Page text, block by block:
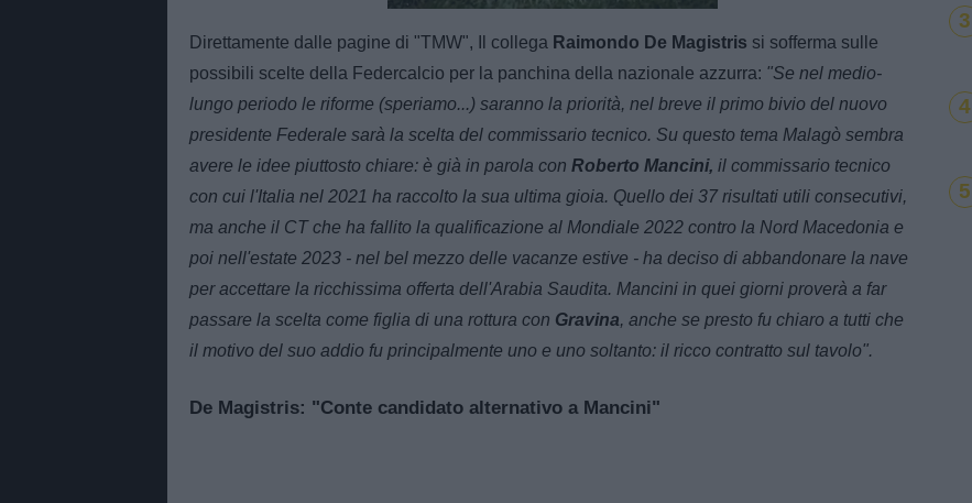
100.00%
Direttamente dalle pagine di "TMW", Il collega Raimondo De Magistris si sofferma sulle
possibili scelte della Federcalcio per la panchina della nazionale azzurra: "Se nel medio-
lungo periodo le riforme (speriamo...) saranno la priorità, nel breve il primo bivio del nuovo
presidente Federale sarà la scelta del commissario tecnico. Su questo tema Malagò sembra
avere le idee piuttosto chiare: è già in parola con Roberto Mancini, il commissario tecnico
con cui l'Italia nel 2021 ha raccolto la sua ultima gioia. Quello dei 37 risultati utili consecutivi,
ma anche il CT che ha fallito la qualificazione al Mondiale 2022 contro la Nord Macedonia e
poi nell'estate 2023 - nel bel mezzo delle vacanze estive - ha deciso di abbandonare la nave
per accettare la ricchissima offerta dell'Arabia Saudita. Mancini in quei giorni proverà a far
passare la scelta come figlia di una rottura con Gravina, anche se presto fu chiaro a tutti che
il motivo del suo addio fu principalmente uno e uno soltanto: il ricco contratto sul tavolo".
De Magistris: "Conte candidato alternativo a Mancini"
3
4
5